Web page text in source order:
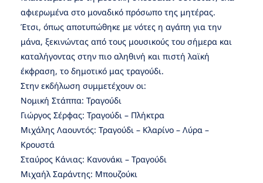
αφιερωμένα στο μοναδικό πρόσωπο της μητέρας.
Έτσι, όπως αποτυπώθηκε με νότες η αγάπη για την
μάνα, ξεκινώντας από τους μουσικούς του σήμερα και
καταλήγοντας στην πιο αληθινή και πιστή λαϊκή
έκφραση, το δημοτικό μας τραγούδι.
Στην εκδήλωση συμμετέχουν οι:
Νομική Στάππα: Τραγούδι
Γιώργος Σέρφας: Τραγούδι – Πλήκτρα
Μιχάλης Λαουντός: Τραγούδι – Κλαρίνο – Λύρα –
Κρουστά
Σταύρος Κάνιας: Κανονάκι – Τραγούδι
Μιχαήλ Σαράντης: Μπουζούκι